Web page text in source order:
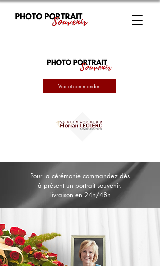
Voir et commander
Pour la cérémonie commandez dès
à présent un portrait souvenir.
Livraison en 24h/48h